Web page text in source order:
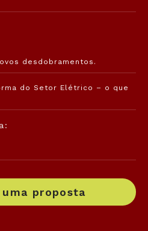
desdobramentos.
do Setor Elétrico – o que
proposta